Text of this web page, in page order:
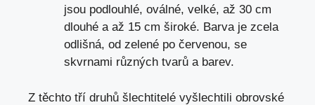
jsou podlouhlé, oválné, velké, až 30 cm
dlouhé a až 15 cm široké. Barva je zcela
odlišná, od zelené po červenou, se
skvrnami různých tvarů a barev.
Z těchto tří druhů šlechtitelé vyšlechtili obrovské